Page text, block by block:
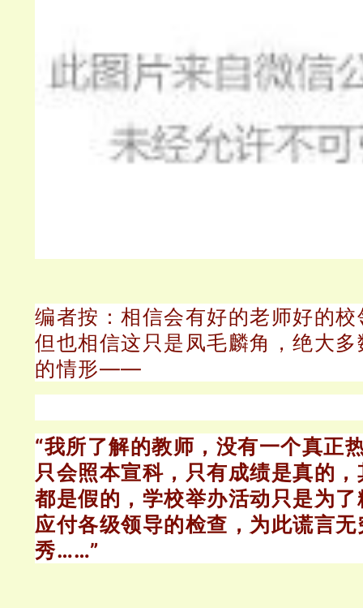
编者按：相信会有好的老师好的
但也相信这只是凤毛麟角，绝大
的情形——
“我所了解的教师，没有一个真正
只会照本宣科，只有成绩是真的
都是假的，学校举办活动只是为
应付各级领导的检查，为此谎言
秀……”